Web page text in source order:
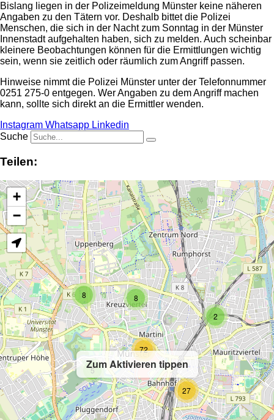
Bislang liegen in der Polizeimeldung Münster keine näheren
Angaben zu den Tätern vor. Deshalb bittet die Polizei
Menschen, die sich in der Nacht zum Sonntag in der Münster
Innenstadt aufgehalten haben, sich zu melden. Auch scheinbar
kleinere Beobachtungen können für die Ermittlungen wichtig
sein, wenn sie zeitlich oder räumlich zum Angriff passen.
Hinweise nimmt die Polizei Münster unter der Telefonnummer
0251 275-0 entgegen. Wer Angaben zu dem Angriff machen
kann, sollte sich direkt an die Ermittler wenden.
Instagram Whatsapp Linkedin
Suche
Teilen:
Zum Aktivieren tippen
2
8 8
27
5
72
+
−